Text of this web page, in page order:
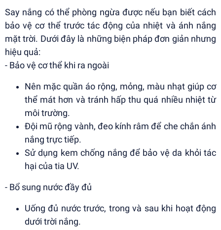
Say nắng có thể phòng ngừa được nếu bạn biết cách
bảo vệ cơ thể trước tác động của nhiệt và ánh nắng
mặt trời. Dưới đây là những biện pháp đơn giản nhưng
hiệu quả:
- Bảo vệ cơ thể khi ra ngoài
Nên mặc quần áo rộng, mỏng, màu nhạt giúp cơ
thể mát hơn và tránh hấp thu quá nhiều nhiệt từ
môi trường.
Đội mũ rộng vành, đeo kính râm để che chắn ánh
nắng trực tiếp.
Sử dụng kem chống nắng để bảo vệ da khỏi tác
hại của tia UV.
- Bổ sung nước đầy đủ
Uống đủ nước trước, trong và sau khi hoạt động
dưới trời nắng.